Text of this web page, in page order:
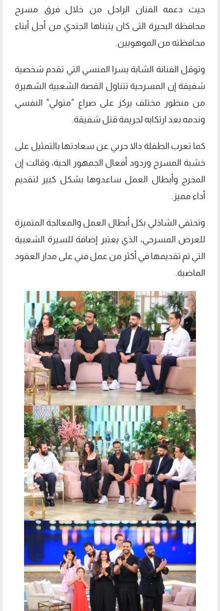
حيث دعمه الفنان الراحل من خلال فرق مسرح
محافظة البحيرة التى كان يتبناها الجندي من أجل أبناء
محافظته من الموهوبين.
وتوقل الفنانة الشابة يسرا المنسي التي تقدم شخصية
شفيقة إن المسرحية تتناول القصة الشعبية الشهيرة
من منظور مختلف يركز على صراع "متولي" النفسي
وندمه بعد ارتكابه لجريمة قتل شفيقة.
كما تعرب الطفلة دالا حربي عن سعادتها بالتمثيل على
خشبة المسرح وردود أفعال الجمهور الحية، وقالت إن
المخرج وأبطال العمل ساعدوها بشكل كبير لتقديم
أداء مميز.
وتحتفي الشاذلي بكل أبطال العمل والمعالجة المتميزة
للعرض المسرحي، الذي يعتبر إضافة للسيرة الشعبية
التي تم تقديمها في أكثر من عمل فني على مدار العقود
الماضية.